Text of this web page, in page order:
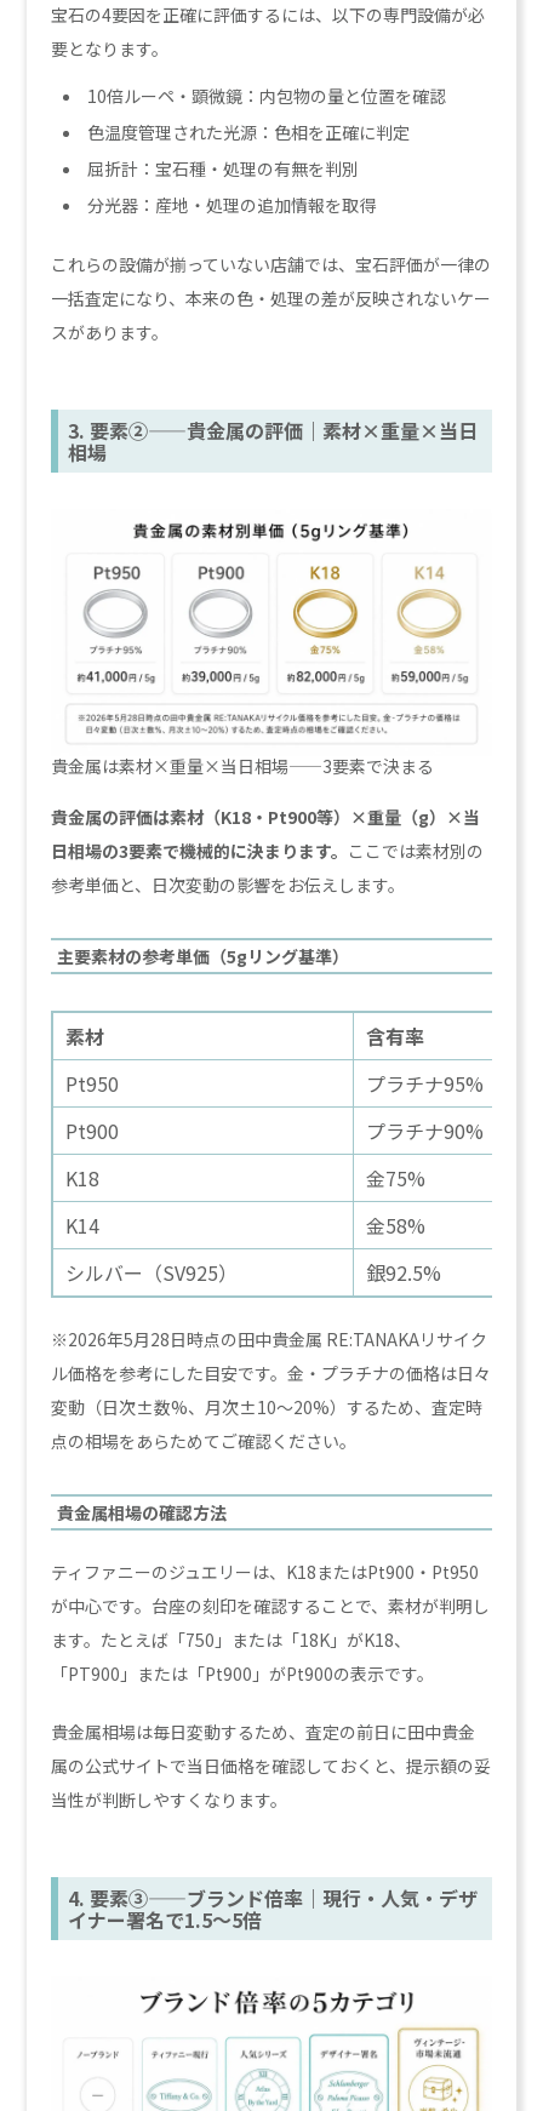
宝石の4要因を正確に評価するには、以下の専門設備が必
要となります。
10倍ルーペ・顕微鏡：内包物の量と位置を確認
色温度管理された光源：色相を正確に判定
屈折計：宝石種・処理の有無を判別
分光器：産地・処理の追加情報を取得
これらの設備が揃っていない店舗では、宝石評価が一律の
一括査定になり、本来の色・処理の差が反映されないケー
スがあります。
3. 要素②——貴金属の評価｜素材×重量×当日
相場
貴金属は素材×重量×当日相場——3要素で決まる
貴金属の評価は素材（K18・Pt900等）×重量（g）×当
日相場の3要素で機械的に決まります。 ここでは素材別の
参考単価と、日次変動の影響をお伝えします。
主要素材の参考単価（5gリング基準）
素材
含有率
Pt950
プラチナ95%
Pt900
プラチナ90%
K18
金75%
K14
金58%
シルバー（SV925）
銀92.5%
※2026年5月28日時点の田中貴金属 RE:TANAKAリサイク
ル価格を参考にした目安です。金・プラチナの価格は日々
変動（日次±数%、月次±10〜20%）するため、査定時
点の相場をあらためてご確認ください。
貴金属相場の確認方法
ティファニーのジュエリーは、K18またはPt900・Pt950
が中心です。台座の刻印を確認することで、素材が判明し
ます。たとえば「750」または「18K」がK18、
「PT900」または「Pt900」がPt900の表示です。
貴金属相場は毎日変動するため、査定の前日に田中貴金
属の公式サイトで当日価格を確認しておくと、提示額の妥
当性が判断しやすくなります。
4. 要素③——ブランド倍率｜現行・人気・デザ
イナー署名で1.5〜5倍